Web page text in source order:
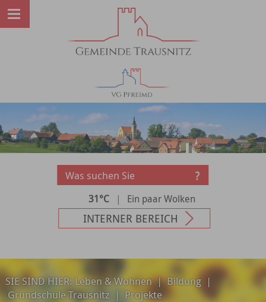
31°C | Ein paar Wolken
INTERNER BEREICH
SIE SIND HIER:Leben & Wohnen|Bildung|
Grundschule Trausnitz | Projekte